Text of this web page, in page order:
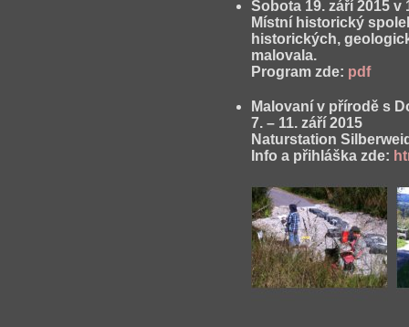
Sobota 19. září 2015
Místní historický
historických,
malovala.
Program zde: pdf
Malovaní v přírodě s
7. – 11. září 2015
Naturstation
Info a přihláška zde: